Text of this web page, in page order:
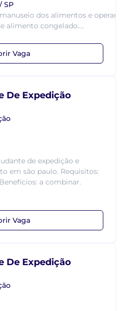
SP
dos alimentos e operar
alimento congelado....
Vaga
De Expedição
de expedição e
em são paulo. Requisitos:
a combinar.
Vaga
De Expedição